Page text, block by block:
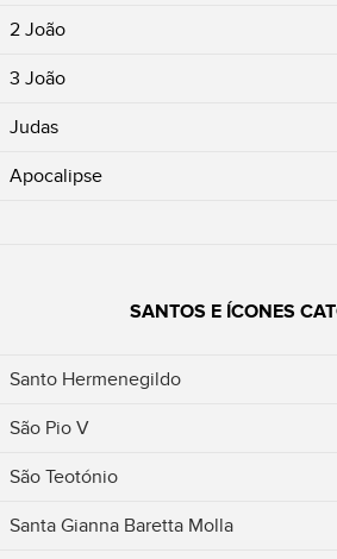
2 João
3 João
Judas
Apocalipse
SANTOS E ÍCONES
Santo Hermenegildo
São Pio V
São Teotónio
Santa Gianna Baretta Molla